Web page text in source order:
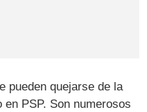
pueden quejarse de la
PSP. Son numerosos